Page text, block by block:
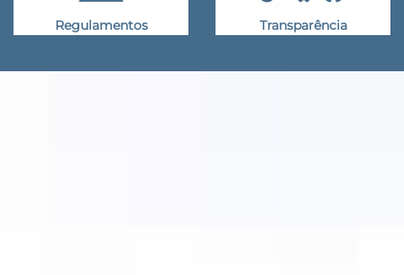
Regulamentos Transparência